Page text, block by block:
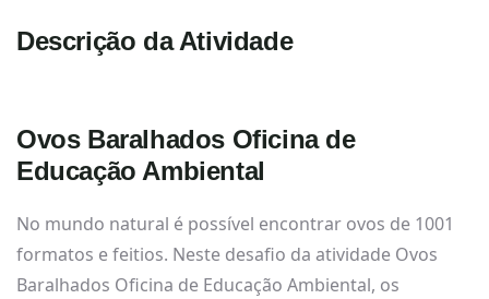
Descrição da Atividade
Ovos Baralhados Oficina de
Educação Ambiental
No mundo natural é possível encontrar ovos de 1001
formatos e feitios. Neste desafio da atividade Ovos
Baralhados Oficina de Educação Ambiental, os